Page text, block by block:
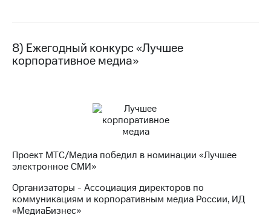
8) Ежегодный конкурс «Лучшее
корпоративное медиа»
Проект МТС/Медиа победил в номинации «Лучшее
электронное СМИ»
Организаторы - Ассоциация директоров по
коммуникациям и корпоративным медиа России, ИД
«МедиаБизнес»